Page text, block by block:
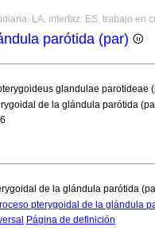
LA, interfaz: ES, trabajo en
parótida (par)
glandulae parotideae
de la glándula parótida
de la glándula parótida
pterygoidal de la glándula
Página de definición